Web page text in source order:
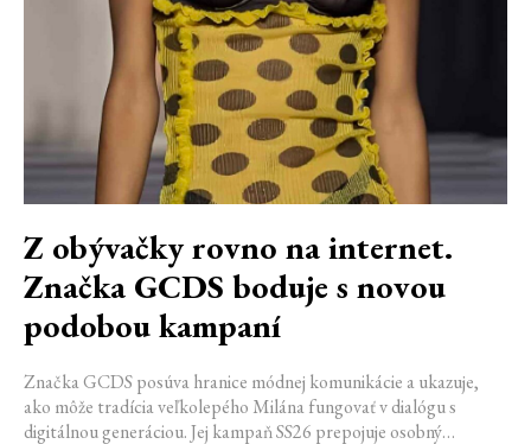
Z obývačky rovno na internet.
Značka GCDS boduje s novou
podobou kampaní
Značka GCDS posúva hranice módnej komunikácie a ukazuje,
ako môže tradícia veľkolepého Milána fungovať v dialógu s
digitálnou generáciou. Jej kampaň SS26 prepojuje osobný